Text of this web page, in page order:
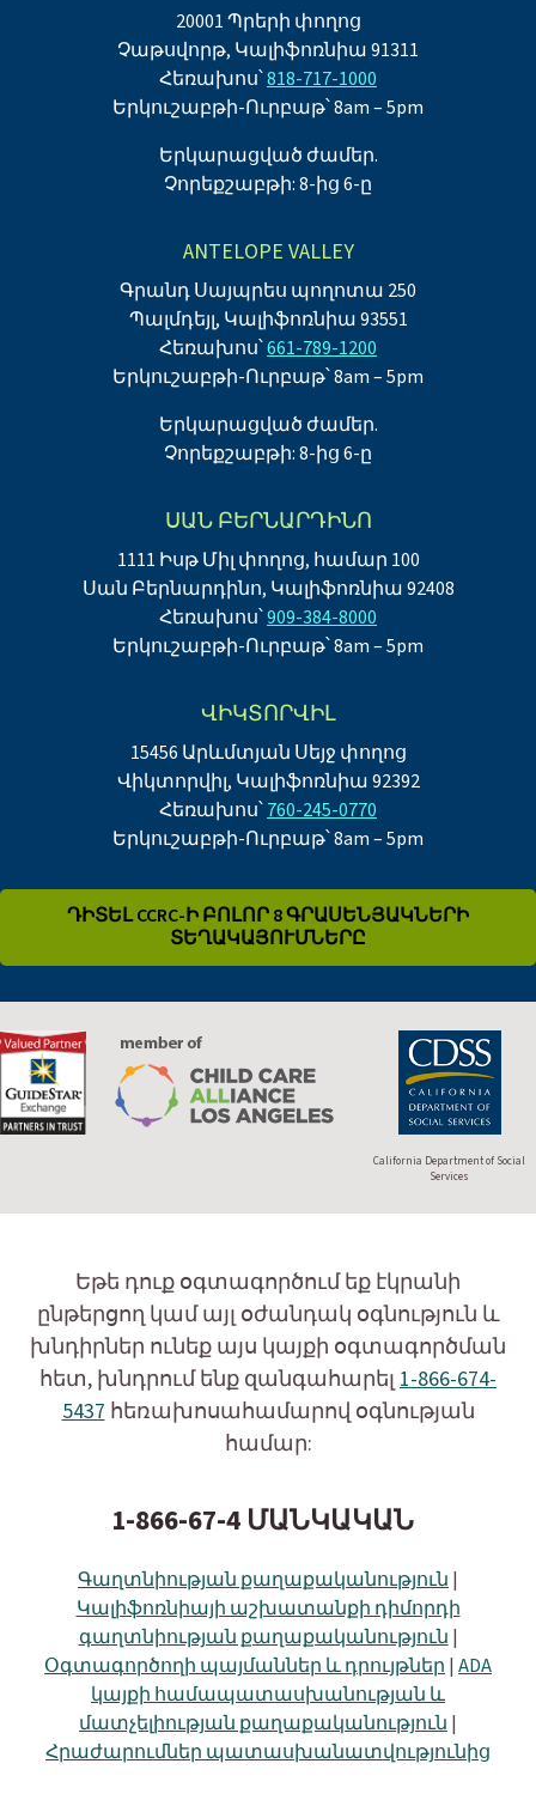
20001 Պրերի փողոց
Չաթսվորթ, Կալիֆոռնիա 91311
Հեռախոս՝818-717-1000
Երկուշաբթի-Ուրբաթ՝ 8am – 5pm
Երկարացված ժամեր.
Չորեքշաբթի: 8-ից 6-ը
ANTELOPE VALLEY
Գրանդ Սայպրես պողոտա 250
Պալմդեյլ, Կալիֆոռնիա 93551
Հեռախոս՝661-789-1200
Երկուշաբթի-Ուրբաթ՝ 8am – 5pm
Երկարացված ժամեր.
Չորեքշաբթի: 8-ից 6-ը
ՍԱՆ ԲԵՐՆԱՐԴԻՆՈ
1111 Իսթ Միլ փողոց, համար 100
Սան Բերնարդինո, Կալիֆոռնիա 92408
Հեռախոս՝909-384-8000
Երկուշաբթի-Ուրբաթ՝ 8am – 5pm
ՎԻԿՏՈՐՎԻԼ
15456 Արևմտյան Սեյջ փողոց
Վիկտորվիլ, Կալիֆոռնիա 92392
Հեռախոս՝760-245-0770
Երկուշաբթի-Ուրբաթ՝ 8am – 5pm
ԴԻՏԵԼ CCRC-Ի ԲՈԼՈՐ 8 ԳՐԱՍԵՆՅԱԿՆԵՐԻ
ՏԵՂԱԿԱՅՈՒՄՆԵՐԸ
California Department of Social
Services
Եթե դուք օգտագործում եք էկրանի
ընթերցող կամ այլ օժանդակ օգնություն և
խնդիրներ ունեք այս կայքի օգտագործման
հետ, խնդրում ենք զանգահարել 1-866-674-
5437 հեռախոսահամարով օգնության
համար:
1-866-67-4 ՄԱՆԿԱԿԱՆ
Գաղտնիության քաղաքականություն |
Կալիֆոռնիայի աշխատանքի դիմորդի
գաղտնիության քաղաքականություն |
Օգտագործողի պայմաններ և դրույթներ | ADA
կայքի համապատասխանության և
մատչելիության քաղաքականություն |
Հրաժարումներ պատասխանատվությունից